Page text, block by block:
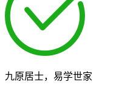
九原居士，易学世家